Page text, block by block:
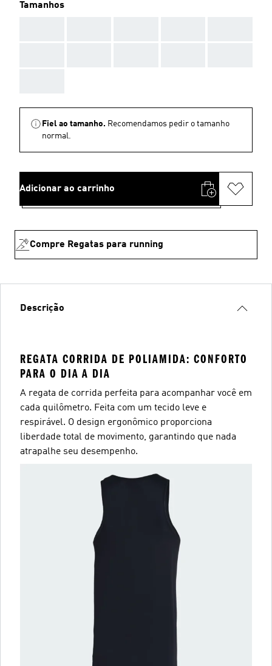
Tamanhos
Fiel ao tamanho. Recomendamos pedir o tamanho
normal.
Adicionar ao carrinho
Compre Regatas para running
Descrição
REGATA CORRIDA DE POLIAMIDA: CONFORTO
PARA O DIA A DIA
A regata de corrida perfeita para acompanhar você em
cada quilômetro. Feita com um tecido leve e
respirável. O design ergonômico proporciona
liberdade total de movimento, garantindo que nada
atrapalhe seu desempenho.